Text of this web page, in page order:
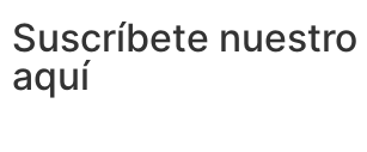
Suscríbete
aquí